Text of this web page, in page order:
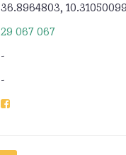
36.8964803,
29 067 067
-
-